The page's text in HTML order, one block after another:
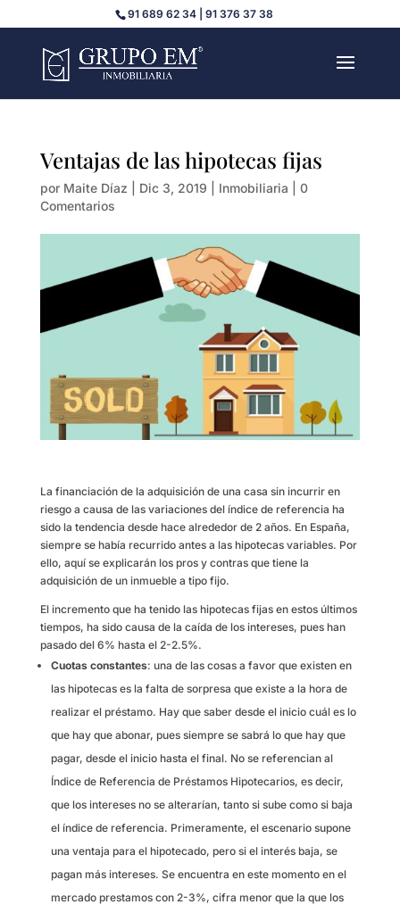
91 689 62 34 | 91 376 37 38
Ventajas de las hipotecas fijas
por Maite Díaz Dic 3, 2019 Inmobiliaria
0
Comentarios
La financiación de la adquisición de una casa sin incurrir en
riesgo a causa de las variaciones del índice de referencia ha
sido la tendencia desde hace alrededor de 2 años. En España,
siempre se había recurrido antes a las hipotecas variables. Por
ello, aquí se explicarán los pros y contras que tiene la
adquisición de un inmueble a tipo fijo.
El incremento que ha tenido las hipotecas fijas en estos últimos
tiempos, ha sido causa de la caída de los intereses, pues han
pasado del 6% hasta el 2-2.5%.
Cuotas constantes: una de las cosas a favor que existen en
las hipotecas es la falta de sorpresa que existe a la hora de
realizar el préstamo. Hay que saber desde el inicio cuál es lo
que hay que abonar, pues siempre se sabrá lo que hay que
pagar, desde el inicio hasta el final. No se referencian al
Índice de Referencia de Préstamos Hipotecarios, es decir,
que los intereses no se alterarían, tanto si sube como si baja
el índice de referencia. Primeramente, el escenario supone
una ventaja para el hipotecado, pero si el interés baja, se
pagan más intereses. Se encuentra en este momento en el
mercado prestamos con 2-3%, cifra menor que la que los